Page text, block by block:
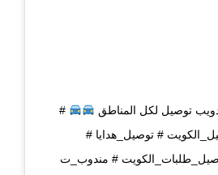
توصيل لكل المناطق
#
# توصيل_هدايا #
# مندوب_ت